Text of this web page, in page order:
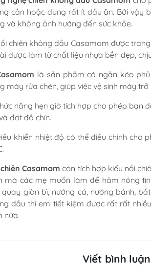
cần hoặc dùng rất ít dầu ăn. Bởi vậy
và không ảnh hướng đến sức khỏe.
chiên không dầu Casamom được
được làm từ chất liệu nhựa bền đẹp,
là sản phẩm có ngăn kéo
máy rửa chén, giúp việc vệ sinh máy trở
năng hẹn giờ tích hợp cho phép bạn
đơt đồ chín.
khiển nhiệt độ có thể điều chỉnh cho
Casamom còn tích hợp kiểu nồi
mà các mẹ muốn làm để hâm nóng
quay giòn bì, nướng cá, nướng bánh,
dầu thì em tiết kiệm được rất rất
nữa.
Viết bình luận